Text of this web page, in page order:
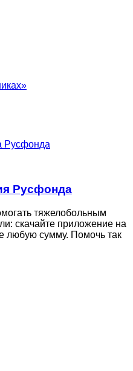
Русфонда
Русфонда
тяжелобольным
скачайте приложение на
любую сумму. Помочь так